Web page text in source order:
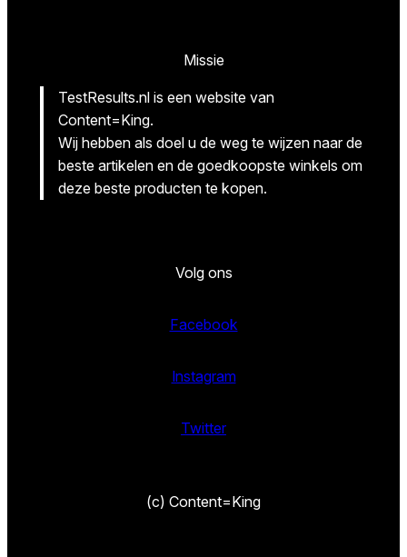
Missie
TestResults.nl is een website van
Content=King.
Wij hebben als doel u de weg te wijzen naar de
beste artikelen en de goedkoopste winkels om
deze beste producten te kopen.
Volg ons
Facebook
Instagram
Twitter
(c) Content=King